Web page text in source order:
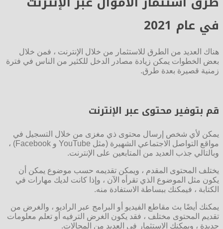
في عام 2021
هناك العديد من الطرق للاستثمار من خلال الإنترنت ، فمن خلال
بعض الخطوات يمكن زيادة مصادر الدخل للكثير من الناس في فترة
زمنية قصيرة بعدة طرق.
قم بتوفير محتوى عبر الإنترنت
يمكن لأي شخص إرسال محتوى ذي مغزى من خلال التسجيل في
مواقع التواصل الاجتماعي الشهيرة (مثل YouTube و Facebook) ،
وبالتالي جذب العديد من المتابعين على الإنترنت.
يختلف المحتوى المقدم ، ويمكن تقديمه حسب موضوع يمكن أن
يكون مثل الموضوع الذي تقرأه الآن ، وإذا كانت لديك مهارات في
الكتابة ، فيمكنك ببساطة الاستفادة منه.
يمكنك أيضًا بث مقاطع الفيديو أو البرامج عبر الراديو ، والغرض من
تقديم المحتوى مختلف ، فقد يكون الغرض الترفيه أو تعلم معلومات
جديدة ، ويمكنك الاستثمار في العديد من المجالات.